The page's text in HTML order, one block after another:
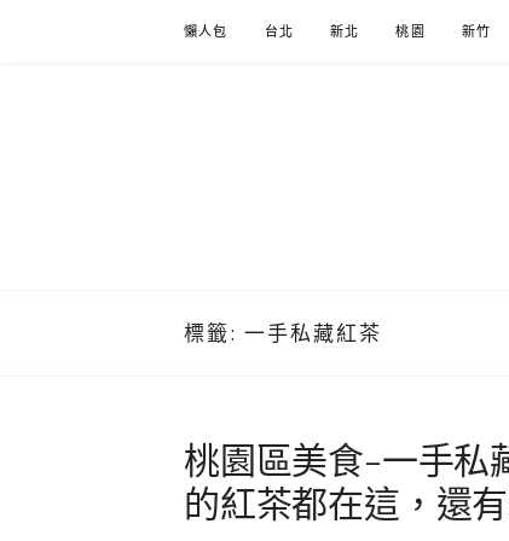
懶人包 台北 新北 桃園 新竹
標籤: 一手私藏紅茶
桃園區美食-一手私
的紅茶都在這，還